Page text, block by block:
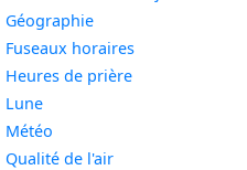
Géographie
Fuseaux horaires
Heures de prière
Lune
Météo
Qualité de l'air